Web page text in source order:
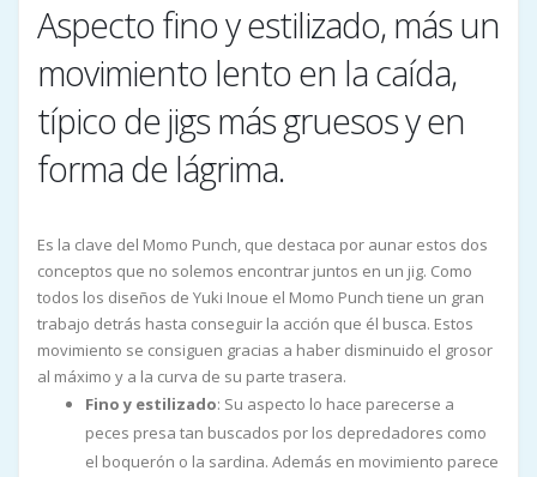
Aspecto fino y estilizado, más un
movimiento lento en la caída,
típico de jigs más gruesos y en
forma de lágrima.
Es la clave del Momo Punch, que destaca por aunar estos dos
conceptos que no solemos encontrar juntos en un jig. Como
todos los diseños de Yuki Inoue el Momo Punch tiene un gran
trabajo detrás hasta conseguir la acción que él busca. Estos
movimiento se consiguen gracias a haber disminuido el grosor
al máximo y a la curva de su parte trasera.
Fino y estilizado: Su aspecto lo hace parecerse a
peces presa tan buscados por los depredadores como
el boquerón o la sardina. Además en movimiento parece